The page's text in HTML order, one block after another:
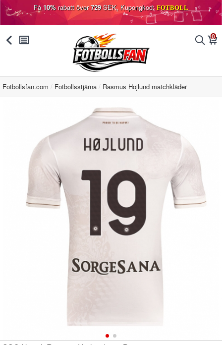
Få10%rabatt över729SEK, Kupongkod: FOTBOLL
󰅯 󰂩 󰂨 0
󰃦
Fotbollsfan.com Fotbollsstjärna Rasmus Hojlund matchkläder